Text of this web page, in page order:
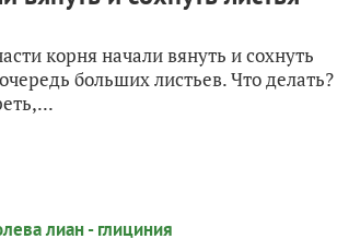
корня начали вянуть и сохнуть
больших листьев. Что делать?